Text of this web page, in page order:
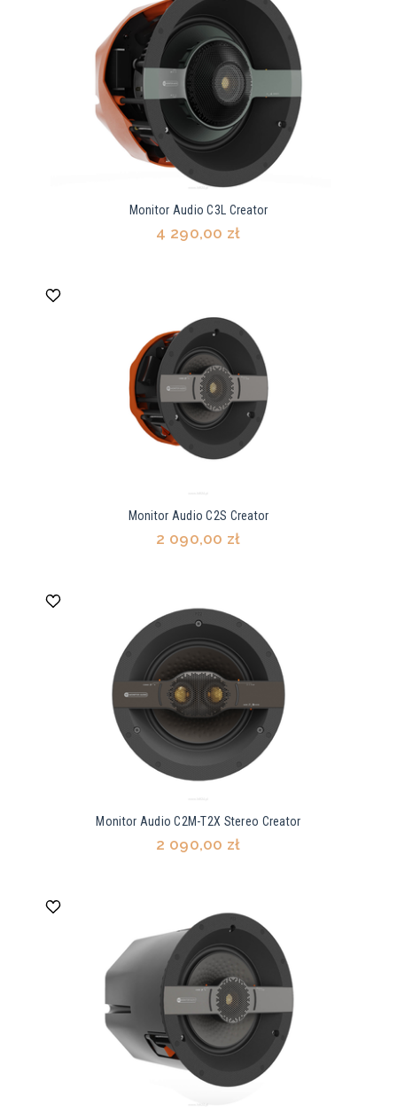
Monitor Audio C3L Creator
4 290,00 zł
Monitor Audio C2S Creator
2 090,00 zł
Monitor Audio C2M-T2X Stereo Creator
2 090,00 zł